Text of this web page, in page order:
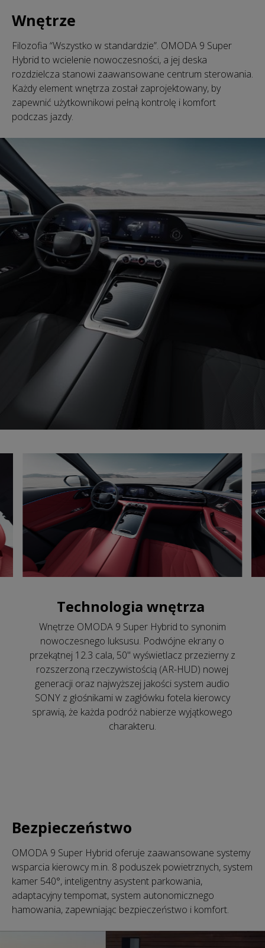
Wnętrze
Filozofia “Wszystko w standardzie”. OMODA 9 Super
Hybrid to wcielenie nowoczesności, a jej deska
rozdzielcza stanowi zaawansowane centrum sterowania.
Każdy element wnętrza został zaprojektowany, by
zapewnić użytkownikowi pełną kontrolę i komfort
podczas jazdy.
Technologia wnętrza
Wnętrze OMODA 9 Super Hybrid to synonim
nowoczesnego luksusu. Podwójne ekrany o
przekątnej 12.3 cala, 50" wyświetlacz przezierny z
rozszerzoną rzeczywistością (AR-HUD) nowej
generacji oraz najwyższej jakości system audio
SONY z głośnikami w zagłówku fotela kierowcy
sprawią, że każda podróż nabierze wyjątkowego
charakteru.
Bezpieczeństwo
OMODA 9 Super Hybrid oferuje zaawansowane systemy
wsparcia kierowcy m.in. 8 poduszek powietrznych, system
kamer 540°, inteligentny asystent parkowania,
adaptacyjny tempomat, system autonomicznego
hamowania, zapewniając bezpieczeństwo i komfort.